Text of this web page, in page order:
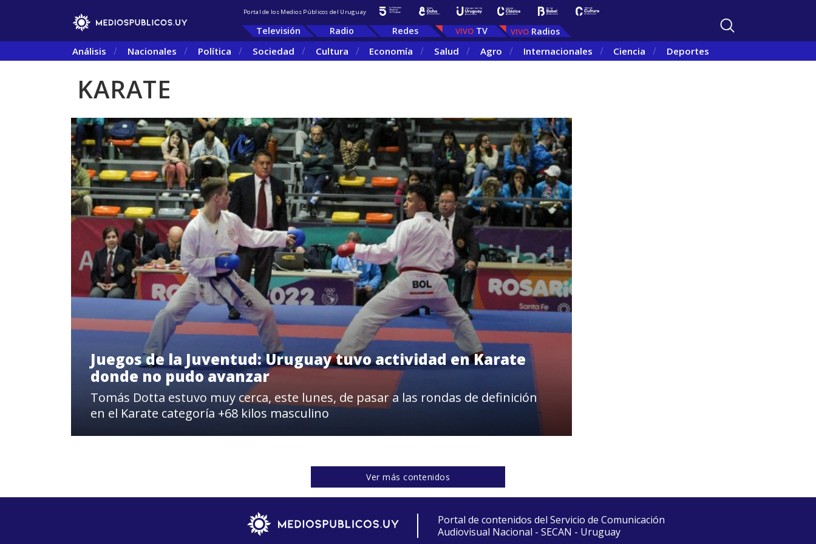
Portal de los Medios Públicos del Uruguay
Televisión Radio Redes TV Radios
Análisis Nacionales Política Sociedad Cultura Economía Salud Agro Internacionales Ciencia Deportes
KARATE
Juegos de la Juventud: Uruguay tuvo actividad en Karate
donde no pudo avanzar
Tomás Dotta estuvo muy cerca, este lunes, de pasar a las rondas de definición
en el Karate categoría +68 kilos masculino
Ver más contenidos
Portal de contenidos del Servicio de Comunicación
Audiovisual Nacional - SECAN - Uruguay